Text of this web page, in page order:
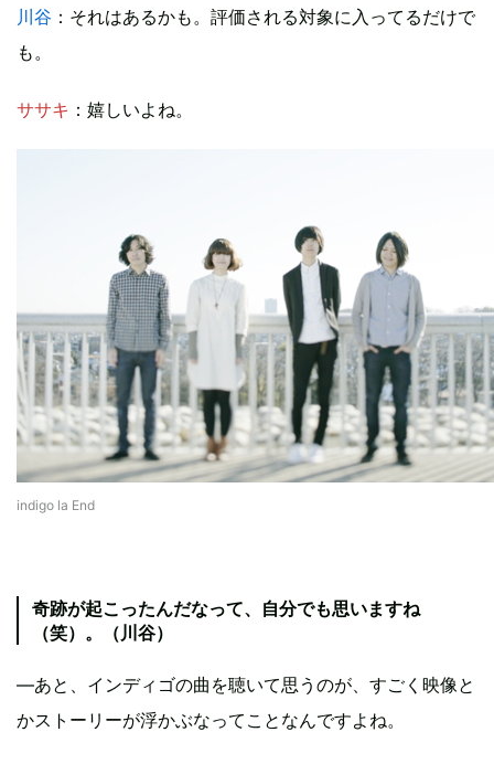
川谷 ：それはあるかも。評価される対象に入ってるだけで
も。
ササキ ：嬉しいよね。
indigo la End
奇跡が起こったんだなって、自分でも思いますね
（笑）。（川谷）
―あと、インディゴの曲を聴いて思うのが、すごく映像と
かストーリーが浮かぶなってことなんですよね。